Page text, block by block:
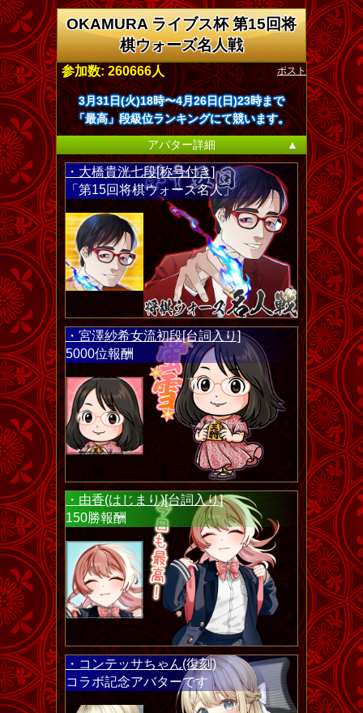
OKAMURA ライブス杯 第15回将
棋ウォーズ名人戦
ポスト
参加数: 260666人
3月31日(火)18時〜4月26日(日)23時まで
「最高」段級位ランキングにて競います。
アバター詳細
▲
・大橋貴洸七段[称号付き]
「第15回将棋ウォーズ名人」
・宮澤紗希女流初段[台詞入り]
5000位報酬
・由香(はじまり)[台詞入り]
150勝報酬
・コンテッサちゃん(復刻)
コラボ記念アバターです